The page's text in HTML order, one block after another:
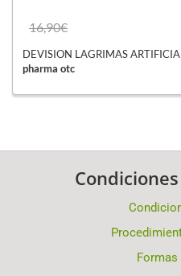
16,90€
DEVISION LAGRIMAS
pharma otc
Formas